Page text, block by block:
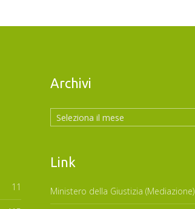
11
Archivi
Archivi
Link
Ministero della Giustizia (Mediazione)